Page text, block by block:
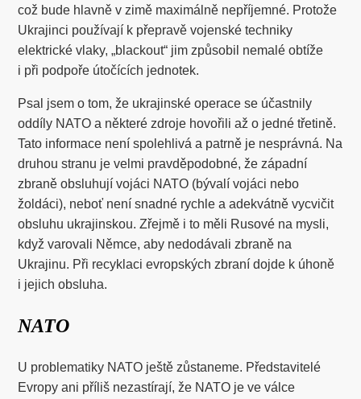
což bude hlavně v zimě maximálně nepříjemné. Protože
Ukrajinci používají k přepravě vojenské techniky
elektrické vlaky, „blackout“ jim způsobil nemalé obtíže
i při podpoře útočících jednotek.
Psal jsem o tom, že ukrajinské operace se účastnily
oddíly NATO a některé zdroje hovořili až o jedné třetině.
Tato informace není spolehlivá a patrně je nesprávná. Na
druhou stranu je velmi pravděpodobné, že západní
zbraně obsluhují vojáci NATO (bývalí vojáci nebo
žoldáci), neboť není snadné rychle a adekvátně vycvičit
obsluhu ukrajinskou. Zřejmě i to měli Rusové na mysli,
když varovali Němce, aby nedodávali zbraně na
Ukrajinu. Při recyklaci evropských zbraní dojde k úhoně
i jejich obsluha.
NATO
U problematiky NATO ještě zůstaneme. Představitelé
Evropy ani příliš nezastírají, že NATO je ve válce